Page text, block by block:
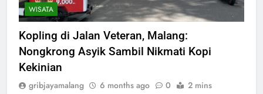
WISATA
Kopling di Jalan Veteran, Malang:
Nongkrong Asyik Sambil Nikmati Kopi
Kekinian
gribjayamalang 6 months ago 0 2 mins